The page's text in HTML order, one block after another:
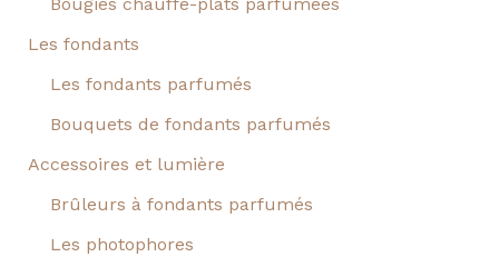
Les fondants
Les fondants parfumés
Bouquets de fondants parfumés
Accessoires et lumière
Brûleurs à fondants parfumés
Les photophores